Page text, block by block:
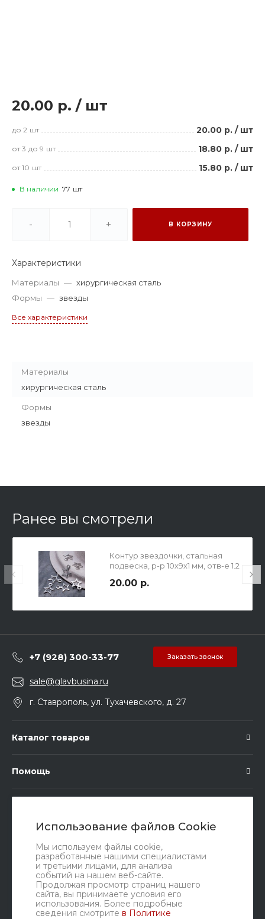
Использование файлов Cookie
Мы используем файлы cookie,
разработанные нашими специалистами
и третьими лицами, для анализа
событий на нашем веб-сайте.
Продолжая просмотр страниц нашего
сайта, вы принимаете условия его
использования. Более подробные
сведения смотрите в Политике
20.00 р. / шт
до 2 шт 20.00 р. / шт
от 3 до 9 шт 18.80 р. / шт
от 10 шт 15.80 р. / шт
В наличии 77 шт
- + В КОРЗИНУ
Характеристики
Материалы — хирургическая сталь
Формы — звезды
Все характеристики
Материалы
хирургическая сталь
Формы
звезды
Ранее вы смотрели
Контур звездочки, стальная
подвеска, р-р 10х9х1 мм, отв-е 1.2
20.00 р.
+7 (928) 300-33-77 Заказать звонок
sale@glavbusina.ru
г. Ставрополь, ул. Тухачевского, д. 27
Каталог товаров
Помощь